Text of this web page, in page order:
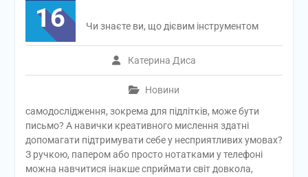
16
Катерина Диса
Новини
Чи знаєте ви, що дієвим інструментом
самодослідження, зокрема для підлітків, може бути
письмо? А навички креативного мислення здатні
допомагати підтримувати себе у несприятливих умовах?
З ручкою, папером або просто нотатками у телефоні
можна навчитися інакше сприймати світ довкола,